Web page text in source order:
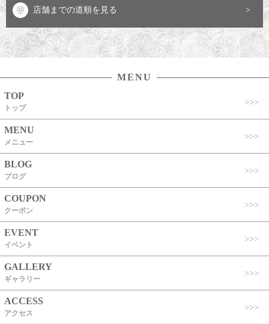
店舗までの道順を見る
MENU
TOP
トップ
MENU
メニュー
BLOG
ブログ
COUPON
クーポン
EVENT
イベント
GALLERY
ギャラリー
ACCESS
アクセス